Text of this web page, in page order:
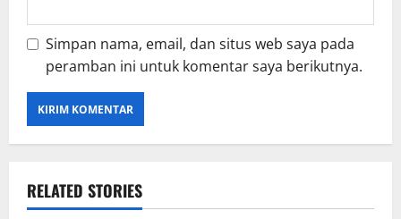
Simpan nama, email, dan situs web saya pada
peramban ini untuk komentar saya berikutnya.
RELATED STORIES